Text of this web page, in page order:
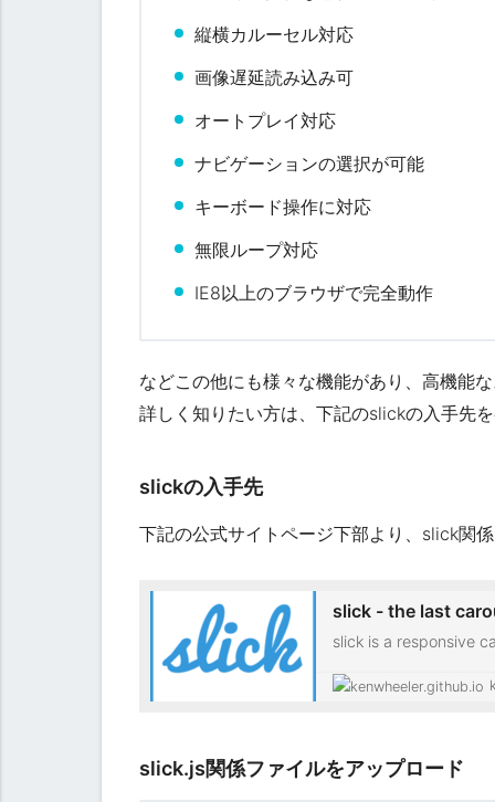
Q
e
y
ル
ー
セ
ル
ダ
ー
c
j
s
」
の
f
縦横カルーセル対応
画像遅延読み込み可
オートプレイ対応
ナビゲーションの選択が可能
キーボード操作に対応
無限ループ対応
IE8以上のブラウザで完全動作
などこの他にも様々な機能があり、高機能
詳しく知りたい方は、下記のslickの入手先
slickの入手先
下記の公式サイトページ下部より、slick関
slick - the last
slick is a responsive
CSS3 transitions,
slick.js関係ファイルをアップロード